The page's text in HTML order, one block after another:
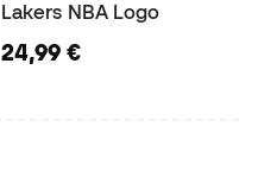
Lakers NBA Logo
24,99 €